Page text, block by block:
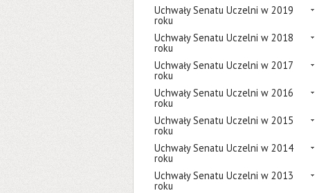
Uchwały Senatu Uczelni w 2019
roku
Uchwały Senatu Uczelni w 2018
roku
Uchwały Senatu Uczelni w 2017
roku
Uchwały Senatu Uczelni w 2016
roku
Uchwały Senatu Uczelni w 2015
roku
Uchwały Senatu Uczelni w 2014
roku
Uchwały Senatu Uczelni w 2013
roku